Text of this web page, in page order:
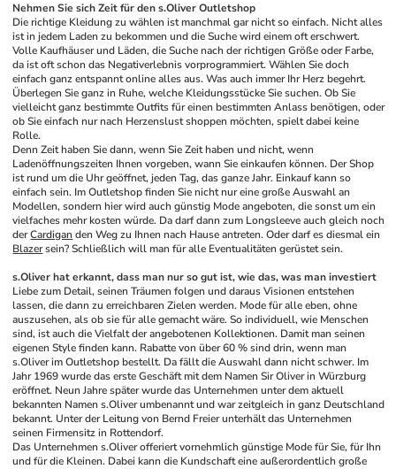
Nehmen Sie sich Zeit für den s.Oliver Outletshop
Die richtige Kleidung zu wählen ist manchmal gar nicht so einfach. Nicht alles
ist in jedem Laden zu bekommen und die Suche wird einem oft erschwert.
Volle Kaufhäuser und Läden, die Suche nach der richtigen Größe oder Farbe,
da ist oft schon das Negativerlebnis vorprogrammiert. Wählen Sie doch
einfach ganz entspannt online alles aus. Was auch immer Ihr Herz begehrt.
Überlegen Sie ganz in Ruhe, welche Kleidungsstücke Sie suchen. Ob Sie
vielleicht ganz bestimmte Outfits für einen bestimmten Anlass benötigen, oder
ob Sie einfach nur nach Herzenslust shoppen möchten, spielt dabei keine
Rolle.
Denn Zeit haben Sie dann, wenn Sie Zeit haben und nicht, wenn
Ladenöffnungszeiten Ihnen vorgeben, wann Sie einkaufen können. Der Shop
ist rund um die Uhr geöffnet, jeden Tag, das ganze Jahr. Einkauf kann so
einfach sein. Im Outletshop finden Sie nicht nur eine große Auswahl an
Modellen, sondern hier wird auch günstig Mode angeboten, die sonst um ein
vielfaches mehr kosten würde. Da darf dann zum Longsleeve auch gleich noch
der Cardigan
Blazer sein? Schließlich will man für alle Eventualitäten gerüstet sein.
s.Oliver hat erkannt, dass man nur so gut ist, wie das, was man investiert
Liebe zum Detail, seinen Träumen folgen und daraus Visionen entstehen
lassen, die dann zu erreichbaren Zielen werden. Mode für alle eben, ohne
auszusehen, als ob sie für alle gemacht wäre. So individuell, wie Menschen
sind, ist auch die Vielfalt der angebotenen Kollektionen. Damit man seinen
eigenen Style finden kann. Rabatte von über 60 % sind drin, wenn man
s.Oliver im Outletshop bestellt. Da fällt die Auswahl dann nicht schwer. Im
Jahr 1969 wurde das erste Geschäft mit dem Namen Sir Oliver in Würzburg
eröffnet. Neun Jahre später wurde das Unternehmen unter dem aktuell
bekannten Namen s.Oliver umbenannt und war zeitgleich in ganz Deutschland
bekannt. Unter der Leitung von Bernd Freier unterhält das Unternehmen
seinen Firmensitz in Rottendorf.
Das Unternehmen s.Oliver offeriert vornehmlich günstige Mode für Sie, für Ihn
und für die Kleinen. Dabei kann die Kundschaft eine außerordentlich große